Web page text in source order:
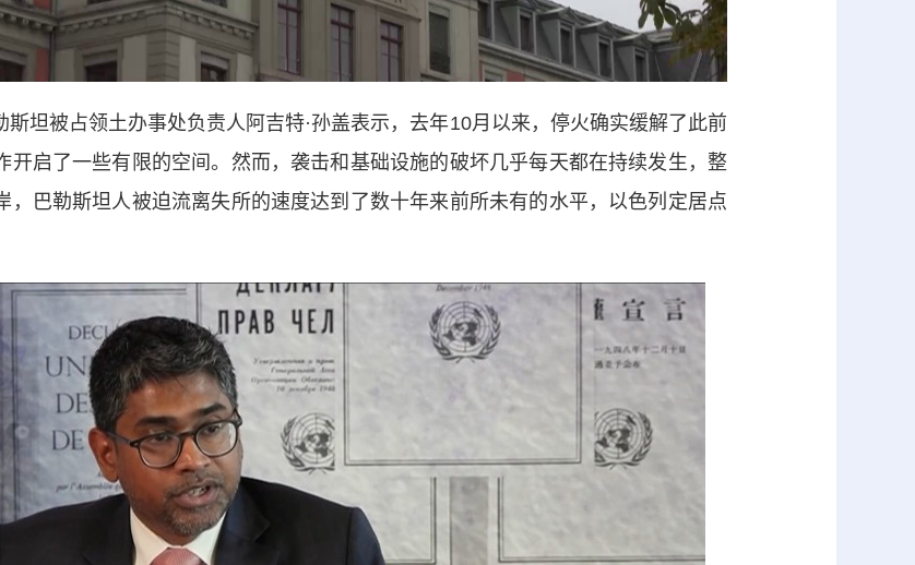
被占领土办事处负责人阿吉特·孙盖表示，去年10月以来，停火确实缓解了此前
开启了一些有限的空间。然而，袭击和基础设施的破坏几乎每天都在持续发生，整
巴勒斯坦人被迫流离失所的速度达到了数十年来前所未有的水平，以色列定居点